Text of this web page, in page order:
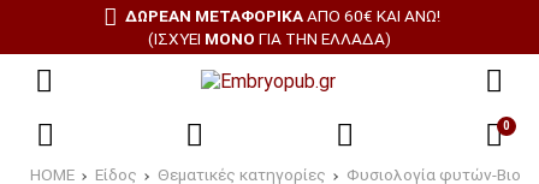
ΔΩΡΕΑΝ ΜΕΤΑΦΟΡΙΚΑΑΠΌ 60€ ΚΑΙ ΆΝΩ!
(ΙΣΧΎΕΙ ΜΌΝΟ ΓΙΑ ΤΗΝ ΕΛΛΆΔΑ)
0
HOME Είδος Θεματικές κατηγορίες Φυσιολογία φυτών-